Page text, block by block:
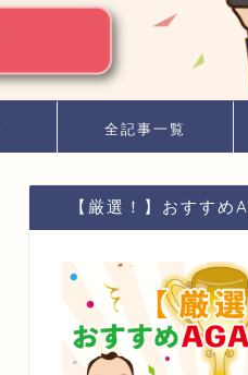
全記事一覧
【厳選！】おすすめ